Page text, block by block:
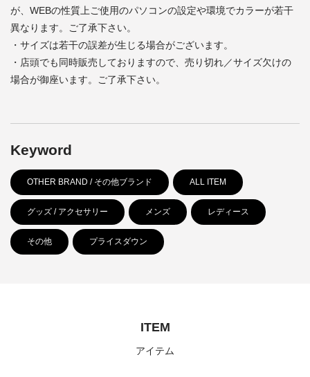
が、WEBの性質上ご使用のパソコンの設定や環境でカラーが若干
異なります。ご了承下さい。
・サイズは若干の誤差が生じる場合がございます。
・店頭でも同時販売しておりますので、売り切れ／サイズ欠けの
場合が御座います。ご了承下さい。
Keyword
OTHER BRAND / その他ブランド ALL ITEM
グッズ / アクセサリー メンズ レディース
その他 プライスダウン
ITEM
アイテム